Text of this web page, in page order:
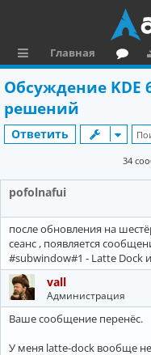
л
Главная
м
Обсуждение KDE
решений
Ответить
34
pofolnafui
после обновления на
сеанс , появляется
#subwindow#1 - Latte Dock
vall
Администрация
Ваше сообщение перенёс.
У меня latte-dock вообще не